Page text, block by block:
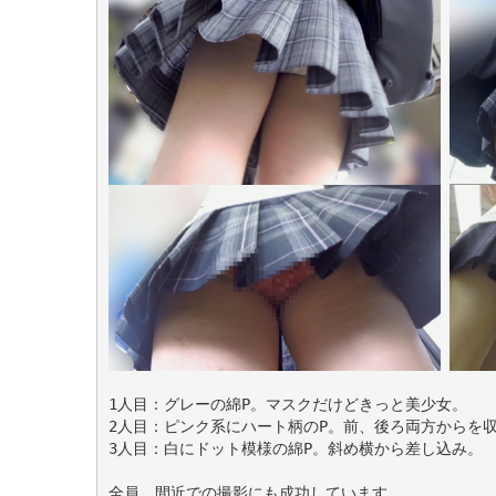
1人目：グレーの綿P。マスクだけどきっと美少女。
2人目：ピンク系にハート柄のP。前、後ろ両方からを
3人目：白にドット模様の綿P。斜め横から差し込み。